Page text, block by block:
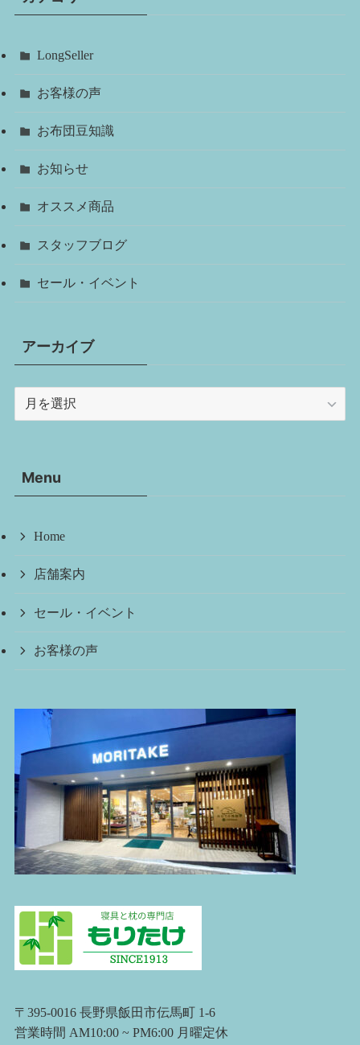
LongSeller
お客様の声
お布団豆知識
お知らせ
オススメ商品
スタッフブログ
セール・イベント
アーカイブ
ブMenu
Home
店舗案内
セール・イベント
お客様の声
〒395-0016 長野県飯田市伝馬町 1-6
営業時間 AM10:00 ~ PM6:00 月曜定休